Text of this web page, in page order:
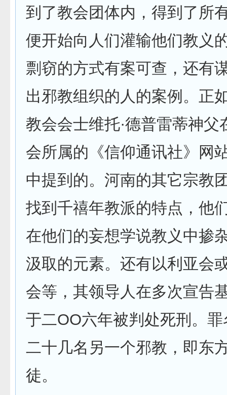
到了教会团体内，得到了所
便开始向人们灌输他们教义
剽窃的方式有案可查，还有
出邪教组织的人的案例。正
教会会士维托·德普雷蒂神父
会所属的《信仰通讯社》网
中提到的。河南的其它宗教
找到千禧年教派的特点，他
在他们的妄想学说教义中掺
汲取的元素。还有以利亚会
会等，其领导人在多次宣告
于二OO六年被判处死刑。
二十几名另一个邪教，即东
徒。